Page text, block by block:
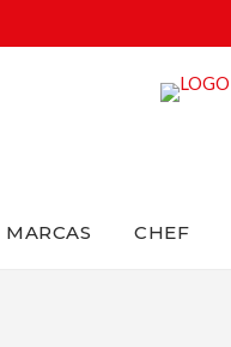
MARCAS CHEF